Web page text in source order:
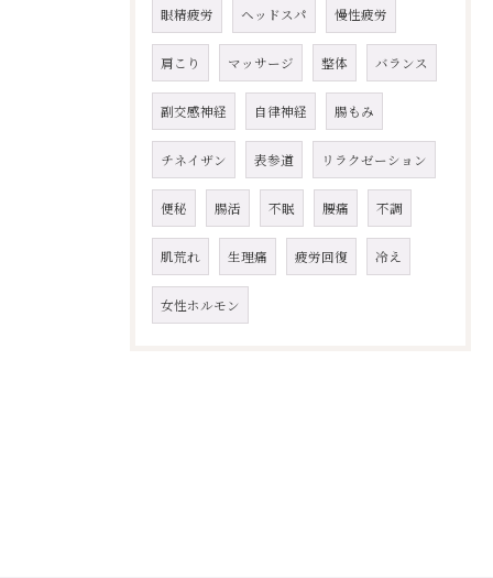
眼精疲労 ヘッドスパ 慢性疲労
肩こり マッサージ 整体 バランス
副交感神経 自律神経 腸もみ
チネイザン 表参道 リラクゼーション
便秘 腸活 不眠 腰痛 不調
肌荒れ 生理痛 疲労回復 冷え
女性ホルモン